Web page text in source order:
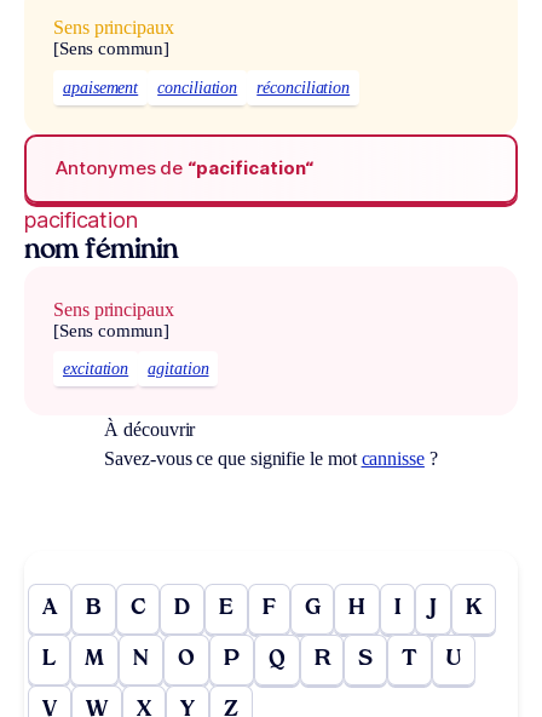
Sens principaux
[Sens commun]
apaisement conciliation réconciliation
Antonymes de “pacification“
pacification
nom féminin
Sens principaux
[Sens commun]
excitation agitation
À découvrir
Savez-vous ce que signifie le mot cannisse?
A B C D E F G H I J K
L M N O P Q R S T U
V W X Y Z